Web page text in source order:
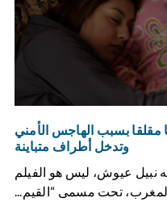
مقلقا بسبب الهاجس الأمني
وتدخل أطراف متباينة
نبيل عيوش، ليس هو الفيلم
تحت مسمى “القيم...